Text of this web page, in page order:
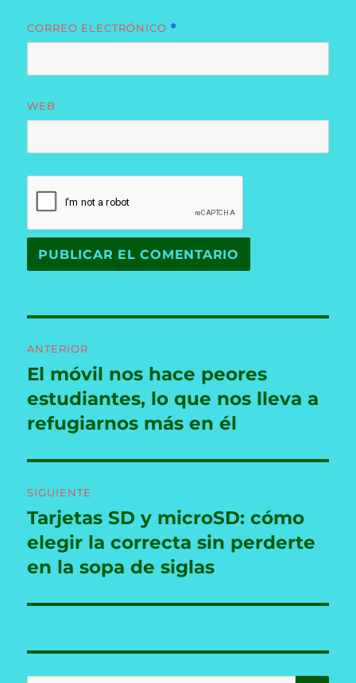
CORREO ELECTRÓNICO *
WEB
de
entradas
ANTERIOR
Entrada
anterior:
El móvil nos hace peores
estudiantes, lo que nos lleva a
refugiarnos más en él
SIGUIENTE
Entrada
siguiente:
Tarjetas SD y microSD: cómo
elegir la correcta sin perderte
en la sopa de siglas